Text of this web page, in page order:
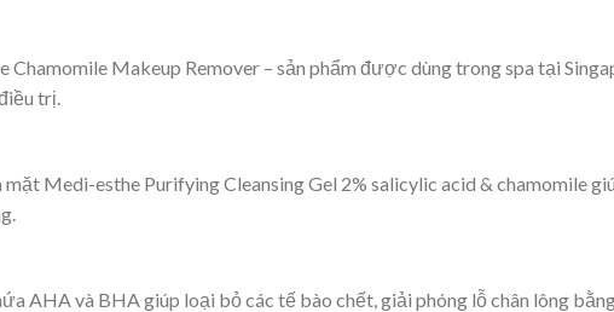
Chamomile Makeup Remover – sản phẩm được dùng trong spa tại
trị.
Medi-esthe Purifying Cleansing Gel 2% salicylic acid & chamomile
AHA và BHA giúp loại bỏ các tế bào chết, giải phóng lỗ chân lông